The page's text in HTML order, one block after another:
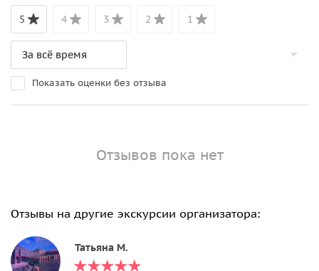
5 4 3 2 1
Показать оценки без отзыва
Отзывов пока нет
Отзывы на другие экскурсии организатора:
Татьяна М.